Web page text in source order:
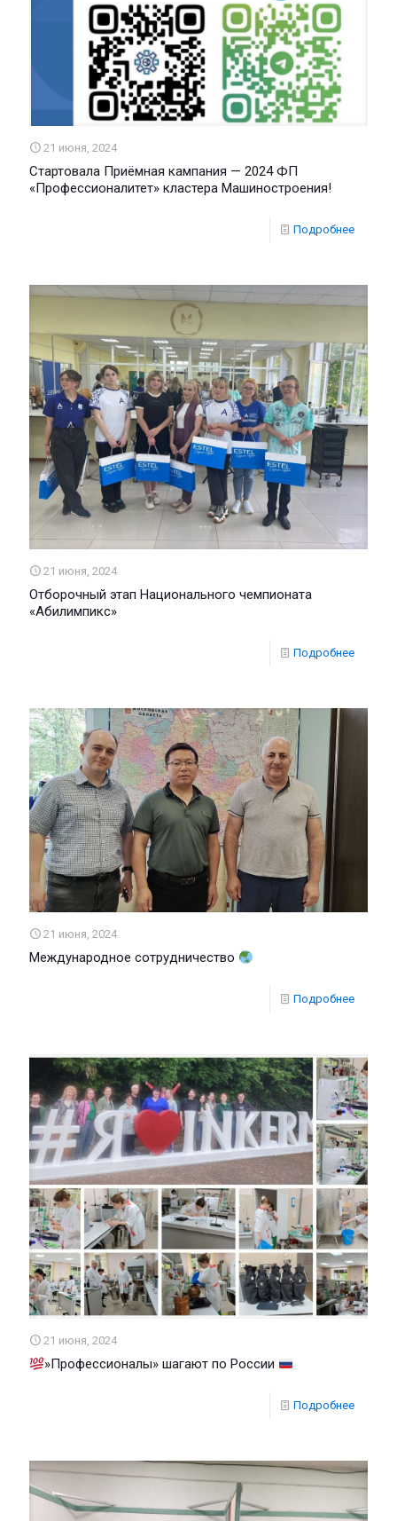
21 июня, 2024
Стартовала Приёмная кампания — 2024 ФП
«Профессионалитет» кластера Машиностроения!
Подробнее
21 июня, 2024
Отборочный этап Национального чемпионата
«Абилимпикс»
Подробнее
21 июня, 2024
Международное сотрудничество
Подробнее
21 июня, 2024
»Профессионалы» шагают по России
Подробнее